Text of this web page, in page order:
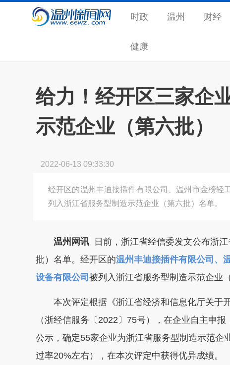
时政 温州 财经
健康
给力！经开区三家企
示范企业（第六批）
2022-06-13 09:33:30
经开区的温州丰迪接插件有限公司、温州市金榜轻
列入浙江省服务型制造示范企业（第六批）名单。
温州网讯 日前，浙江省经信委发文公布浙
批）名单。经开区的温州丰迪接插件有限公司、
设备有限公司 被列入浙江省服务型制造示范企业
本次评定根据《浙江省经济和信息化厅关于开
（浙经信服务〔2022〕75号），在企业自主申
公示，确定55家企业为浙江省服务型制造示范企
过率20%左右），在本次评定中获得优异成绩。